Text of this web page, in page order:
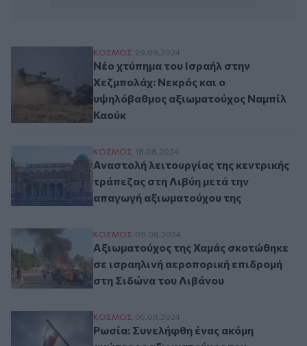
Νέο χτύπημα του Ισραήλ στην
ΚΟΣΜΟΣ 29.09.2024
Νέο χτύπημα του Ισραήλ στην
Χεζμπολάχ: Νεκρός και ο
υψηλόβαθμος αξιωματούχος Ναμπίλ
Καούκ
Αναστολή λειτουργίας της κεντρικής
ΚΟΣΜΟΣ 18.08.2024
Αναστολή λειτουργίας της κεντρικής
τράπεζας στη Λιβύη μετά την
απαγωγή αξιωματούχου της
Αξιωματούχος της Χαμάς σκοτώθηκε σε
ΚΟΣΜΟΣ 09.08.2024
Αξιωματούχος της Χαμάς σκοτώθηκε
σε ισραηλινή αεροπορική επιδρομή
στη Σιδώνα του Λιβάνου
Ρωσία: Συνελήφθη ένας ακόμη ανώτερος
ΚΟΣΜΟΣ 05.08.2024
Ρωσία: Συνελήφθη ένας ακόμη